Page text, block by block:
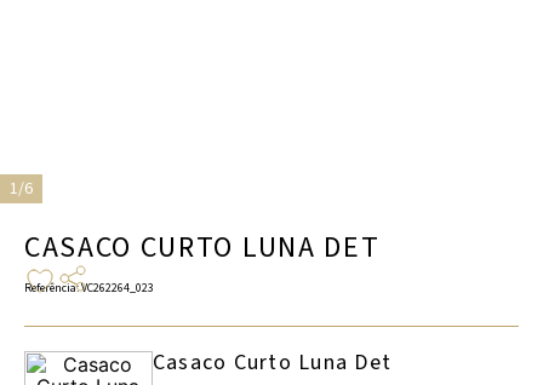
1/6
CASACO CURTO LUNA DET
Referência:VC262264_023
Casaco Curto Luna Det